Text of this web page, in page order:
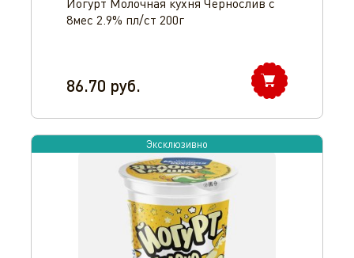
Йогурт Молочная кухня Чернослив с
8мес 2.9% пл/ст 200г
86.70 руб.
Эксклюзивно